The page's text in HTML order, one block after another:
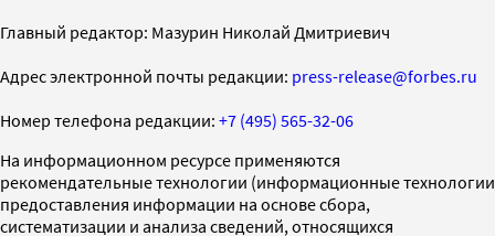
Главный редактор: Мазурин Николай Дмитриевич
Адрес электронной почты редакции: press-release@forbes.ru
Номер телефона редакции: +7 (495) 565-32-06
На информационном ресурсе применяются
рекомендательные технологии (информационные технологии
предоставления информации на основе сбора,
систематизации и анализа сведений, относящихся